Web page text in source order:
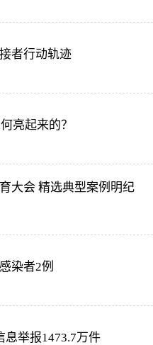
者行动轨迹
亮起来的？
大会 精选典型案例明纪
染者2例
息举报1473.7万件